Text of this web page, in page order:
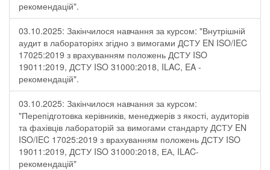
рекомендацій".
03.10.2025: Закінчилося навчання за курсом: "Внутрішній
аудит в лабораторіях згідно з вимогами ДСТУ EN ISO/IEC
17025:2019 з врахуванням положень ДСТУ ISO
19011:2019, ДСТУ ISO 31000:2018, ILAC, EA -
рекомендацій".
03.10.2025: Закінчилося навчання за курсом:
"Перепідготовка керівників, менеджерів з якості, аудиторів
та фахівців лабораторій за вимогами стандарту ДСТУ EN
ISO/IEC 17025:2019 з врахуванням положень ДСТУ ISO
19011:2019, ДСТУ ISO 31000:2018, ЕА, ILAC-
рекомендацій"